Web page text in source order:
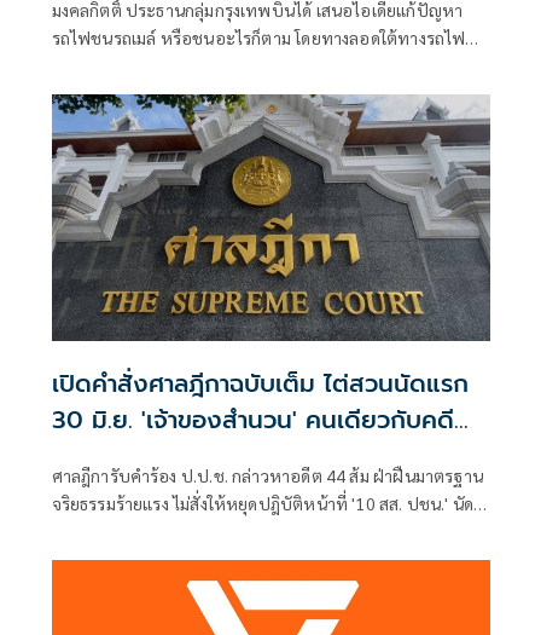
มงคลกิตติ์ ประธานกลุ่มกรุงเทพบินได้ เสนอไอเดียแก้ปัญหา
รถไฟชนรถเมล์ หรือชนอะไรก็ตาม โดยทางลอดใต้ทางรถไฟ
เปิดคำสั่งศาลฎีกาฉบับเต็ม ไต่สวนนัดแรก
30 มิ.ย. 'เจ้าของสำนวน' คนเดียวกับคดี
ศาลฎีการับคำร้อง ป.ป.ช. กล่าวหาอดีต 44 ส้ม ฝ่าฝืนมาตรฐาน
จริยธรรมร้ายแรง ไม่สั่งให้หยุดปฎิบัติหน้าที่ '10 สส. ปชน.' นัด
คดีชั้น 14